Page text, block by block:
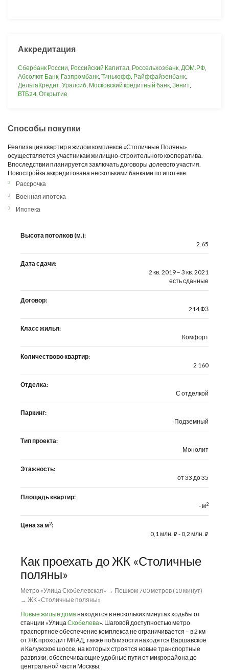
Аккредитация
Сбербанк России, Российский Капитал, Россельхозбанк, ДОМ.РФ,
Абсолют Банк, Газпромбанк, Тинькофф, Райффайзенбанк,
ДельтаКредит, Уралсиб, Московский кредитный банк, Зенит,
ВТБ24, Открытие
Способы покупки
Реализация квартир в жилом комплексе «Столичные Поляны»
осуществляется участникам жилищно-строительного кооператива.
Впоследствии планируется заключать договоры долевого участия.
Новостройка аккредитована несколькими банками по ипотеке.
Рассрочка
Военная ипотека
Ипотека
Высота потолков (м.):
2.65
Дата сдачи:
2 кв. 2019 – 3 кв. 2021
есть сданные
Договор:
214 ФЗ
Класс жилья:
Комфорт
Количествово квартир:
2 160
Отделка:
С отделкой
Паркинг:
Подземный
Тип проекта:
Монолит
Этажность:
от 33 до 35
Площадь квартир:
- м2
Цена за м2:
0,1 млн. ⃏- 0,2 млн. ⃏
Как проехать до ЖК «Столичные
поляны»
Метро «Улица Скобелевская» → Пешком 700 метров (10 минут)
→ ЖК «Столичные поляны»
Новые жилые доманаходятся в нескольких минутах ходьбы от
станции «УлицаСкобелева». Шаговой доступностью метро
траспортное обеспечение комплекса не ограничивается – в 2 км
от ЖК проходит МКАД, также поблизости находятся Варшавское
и Калужское шоссе, на которых строятся новые транспортные
развязки, обеспечивающие удобные пути от микрорайона до
центральной части Москвы.